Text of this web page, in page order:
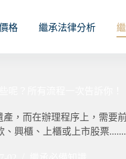
格 繼承法律分析
，而在辦理程序上，需要
興櫃、上櫃或上市股票.......